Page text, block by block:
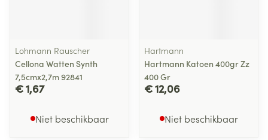
Lohmann Rauscher
Cellona Watten Synth
7,5cmx2,7m 92841
€ 1,67
Niet beschikbaar
Hartmann
Hartmann Katoen 400gr Zz
400 Gr
€ 12,06
Niet beschikbaar